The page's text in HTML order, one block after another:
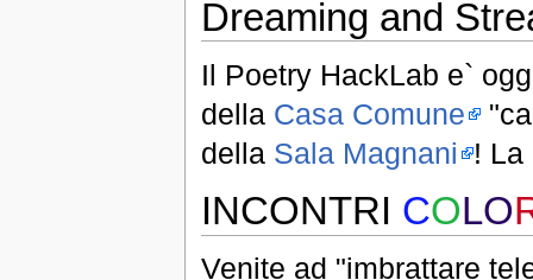
Dreaming and
Il Poetry HackLab e`
della Casa Comune
della Sala Magnani ! La
INCONTRI COLO
Venite ad "imbrattare